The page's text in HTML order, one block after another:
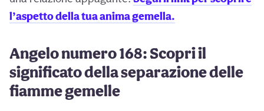
l’aspetto della tua anima gemella.
Angelo numero 168: Scopri il
significato della separazione delle
fiamme gemelle